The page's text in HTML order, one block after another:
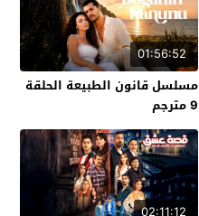
01:56:52
مسلسل قانون الطبيعة الحلقة
9 مترجم